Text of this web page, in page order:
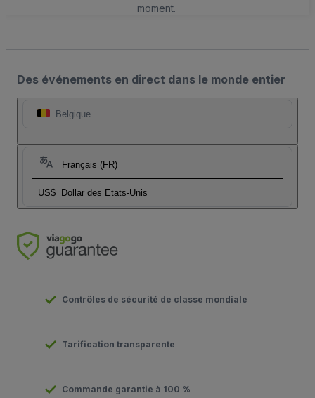
moment.
Des événements en direct dans le monde entier
Belgique
Français (FR)
US$ Dollar des Etats-Unis
Contrôles de sécurité de classe mondiale
Tarification transparente
Commande garantie à 100 %